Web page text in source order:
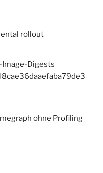
rollout
Image-Digests
ohne Profiling